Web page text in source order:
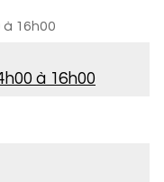
à 16h00
à 16h00